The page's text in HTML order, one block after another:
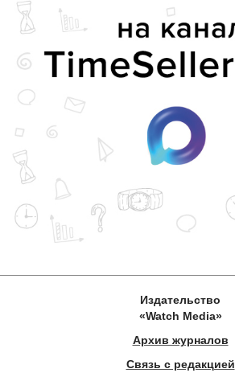
Издательство
«Watch Media»
Архив журналов
Связь с редакцией